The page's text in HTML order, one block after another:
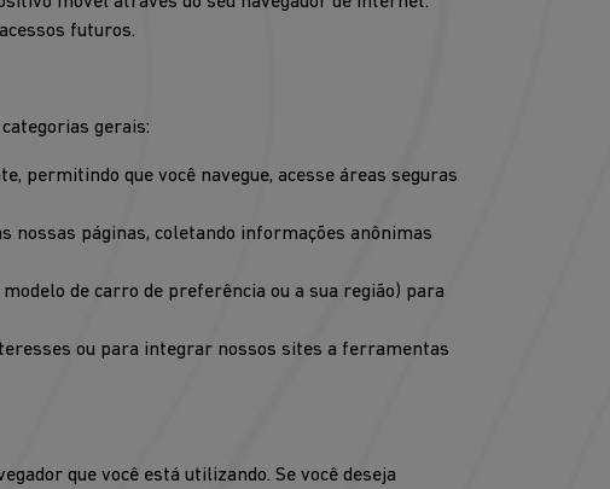
futuros.
gerais:
permitindo que você navegue, acesse áreas seguras
nossas páginas, coletando informações anônimas
de carro de preferência ou a sua região) para
ou para integrar nossos sites a ferramentas
que você está utilizando. Se você deseja